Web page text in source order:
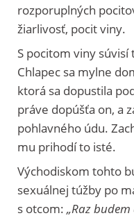
rozporuplných
žiarlivosť, pocit viny.
S pocitom viny súvisí
Chlapec sa mylne
ktorá sa dopustila
práve dopúšťa on, a
pohlavného údu.
mu prihodí to isté.
Východiskom tohto
sexuálnej túžby po
s otcom: „Raz budem